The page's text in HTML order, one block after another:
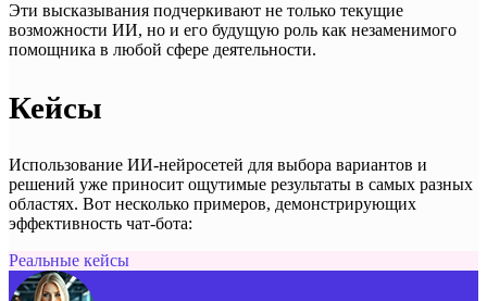
Эти высказывания подчеркивают не только текущие
возможности ИИ, но и его будущую роль как незаменимого
помощника в любой сфере деятельности.
Кейсы
Использование ИИ-нейросетей для выбора вариантов и
решений уже приносит ощутимые результаты в самых разных
областях. Вот несколько примеров, демонстрирующих
эффективность чат-бота:
Реальные кейсы